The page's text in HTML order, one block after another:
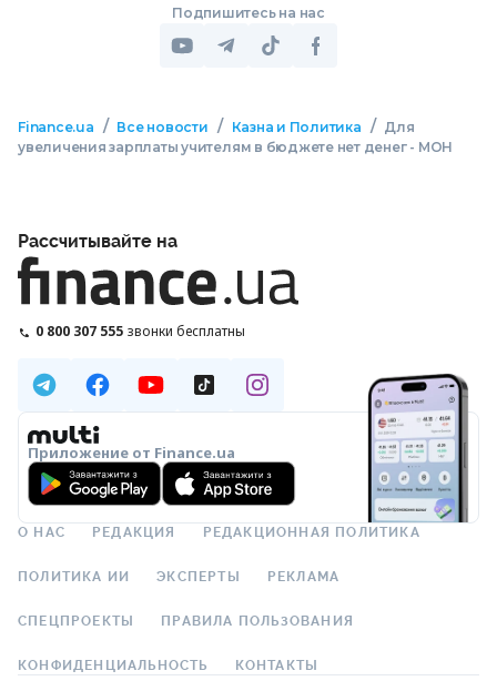
Подпишитесь на нас
Finance.ua / Все новости / Казна и Политика / Для
увеличения зарплаты учителям в бюджете нет денег - МОН
Рассчитывайте на
0 800 307 555 звонки бесплатны
Приложение от Finance.ua
О НАС РЕДАКЦИЯ РЕДАКЦИОННАЯ ПОЛИТИКА
ПОЛИТИКА ИИ ЭКСПЕРТЫ РЕКЛАМА
СПЕЦПРОЕКТЫ ПРАВИЛА ПОЛЬЗОВАНИЯ
КОНФИДЕНЦИАЛЬНОСТЬ КОНТАКТЫ